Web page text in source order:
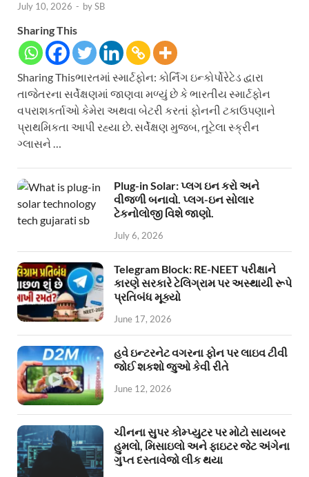
July 10, 2026 - bySB
Sharing This
Sharing Thisભારતમાં સ્માર્ટફોન: કોર્નિંગ ઇન્કોર્પોરેટેડ દ્વારા
તાજેતરના સર્વેક્ષણમાં જાણવા મળ્યું છે કે ભારતીય સ્માર્ટફોન
વપરાશકર્તાઓ કેમેરા અથવા બેટરી કરતાં ફોનની ટકાઉપણાને
પ્રાથમિકતા આપી રહ્યા છે. સર્વેક્ષણ મુજબ, તૂટેલા સ્ક્રીન
ગ્લાસને …
Plug-in Solar: પ્લગ ઇન કરો અને
વીજળી બનાવો. પ્લગ-ઇન સોલાર
ટેકનોલોજી વિશે જાણો.
July 6, 2026
Telegram Block: RE-NEET પરીક્ષાને
કારણે સરકારે ટેલિગ્રામ પર અસ્થાયી રૂપે
પ્રતિબંધ મૂક્યો
June 17, 2026
હવે ઇન્ટરનેટ વગરના ફોન પર લાઇવ ટીવી
જોઈ શકશો જુઓ કેવી રીતે
June 12, 2026
ચીનના સુપર કોમ્પ્યુટર પર મોટો સાયબર
હુમલો, મિસાઇલો અને ફાઇટર જેટ અંગેના
ગુપ્ત દસ્તાવેજો લીક થયા